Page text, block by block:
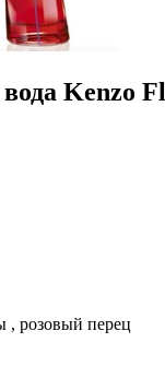
Kenzo
, розовый перец